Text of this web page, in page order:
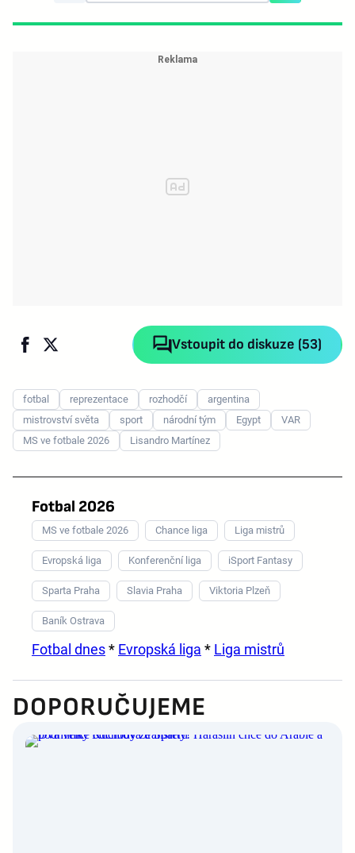
Vstoupit do diskuze (53)
fotbal reprezentace rozhodčí
argentina
mistrovství světa
sport národní tým Egypt
VAR
MS ve fotbale 2026
Lisandro Martínez
Fotbal 2026
MS ve fotbale 2026 Chance liga Liga mistrů
Evropská liga Konferenční liga iSport Fantasy
Sparta Praha Slavia Praha Viktoria Plzeň
Baník Ostrava
Fotbal dnes* Evropská liga * Liga mistrů
DOPORUČUJEME